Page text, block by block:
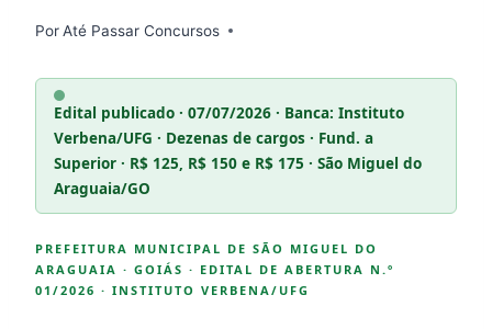
PorAté Passar Concursos
Edital publicado · 07/07/2026 · Banca: Instituto
Verbena/UFG · Dezenas de cargos · Fund. a
Superior · R$ 125, R$ 150 e R$ 175 · São Miguel do
Araguaia/GO
PREFEITURA MUNICIPAL DE SÃO MIGUEL DO
ARAGUAIA · GOIÁS · EDITAL DE ABERTURA N.º
01/2026 · INSTITUTO VERBENA/UFG